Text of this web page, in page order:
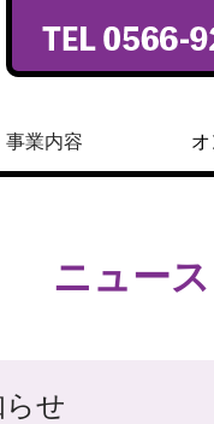
事業内容
ニュー
せ